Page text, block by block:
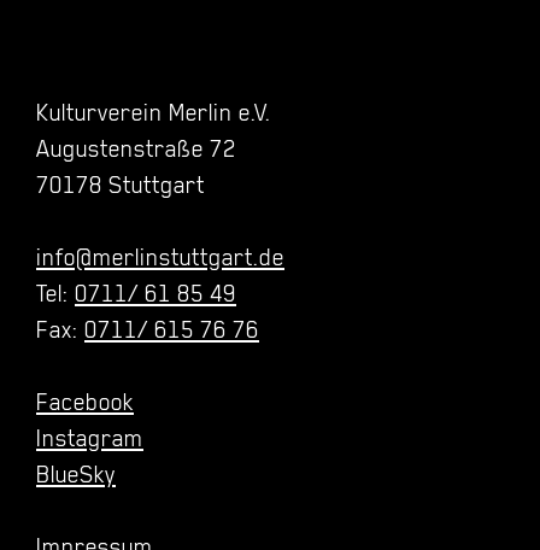
Kulturverein Merlin e.V.
Augustenstraße 72
70178 Stuttgart
info@merlinstuttgart.de
Tel: 0711/ 61 85 49
Fax: 0711/ 615 76 76
Facebook
Instagram
BlueSky